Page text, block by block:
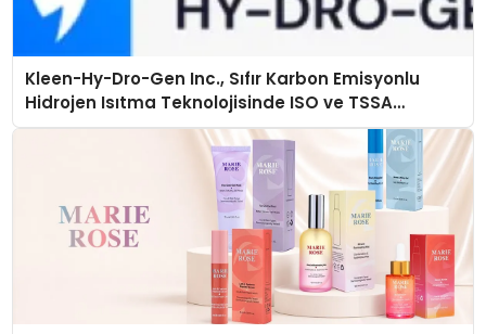
Kleen-Hy-Dro-Gen Inc., Sıfır Karbon Emisyonlu
Hidrojen Isıtma Teknolojisinde ISO ve TSSA
Düzenleyici Onaylarını Aldı